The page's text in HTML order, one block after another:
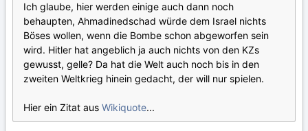
Ich glaube, hier werden einige auch dann noch
behaupten, Ahmadinedschad würde dem Israel nichts
Böses wollen, wenn die Bombe schon abgeworfen sein
wird. Hitler hat angeblich ja auch nichts von den KZs
gewusst, gelle? Da hat die Welt auch noch bis in den
zweiten Weltkrieg hinein gedacht, der will nur spielen.
Hier ein Zitat aus Wikiquote...